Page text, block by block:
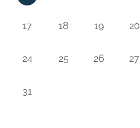
17 18 19 20
24 25 26 27
31